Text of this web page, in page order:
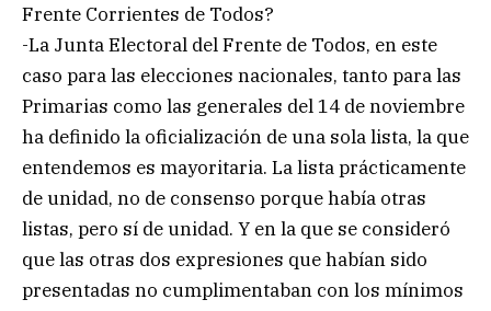
Frente Corrientes de Todos?
-La Junta Electoral del Frente de Todos, en este
caso para las elecciones nacionales, tanto para las
Primarias como las generales del 14 de noviembre
ha definido la oficialización de una sola lista, la que
entendemos es mayoritaria. La lista prácticamente
de unidad, no de consenso porque había otras
listas, pero sí de unidad. Y en la que se consideró
que las otras dos expresiones que habían sido
presentadas no cumplimentaban con los mínimos